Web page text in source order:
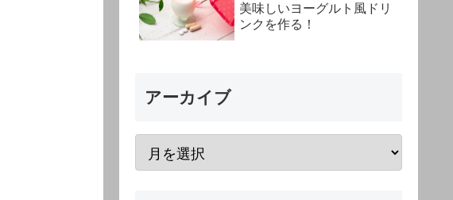
美味しいヨーグルト風ドリ
ンクを作る！
アーカイブ